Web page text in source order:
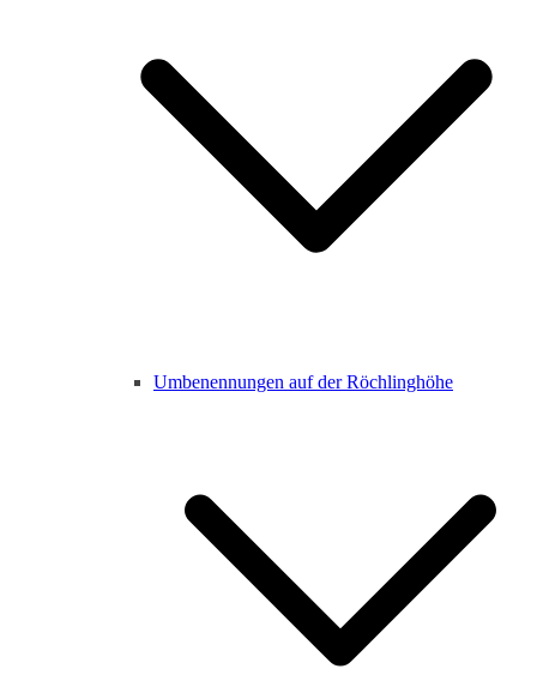
Umbenennungen auf der Röchlinghöhe